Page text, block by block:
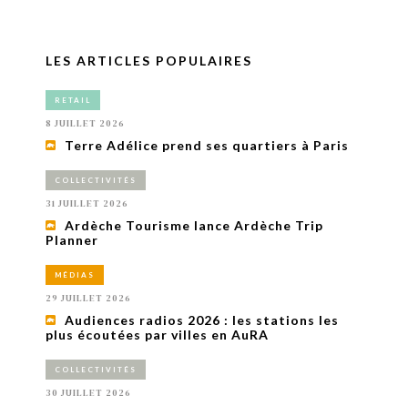
LES ARTICLES POPULAIRES
RETAIL
8 JUILLET 2026
Terre Adélice prend ses quartiers à Paris
COLLECTIVITÉS
31 JUILLET 2026
Ardèche Tourisme lance Ardèche Trip
Planner
MÉDIAS
29 JUILLET 2026
Audiences radios 2026 : les stations les
plus écoutées par villes en AuRA
COLLECTIVITÉS
30 JUILLET 2026